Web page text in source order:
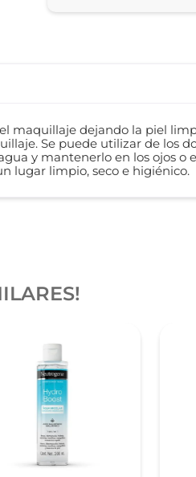
maquillaje dejando la piel
Se puede utilizar de los
y mantenerlo en los ojos o
lugar limpio, seco e higiénico.